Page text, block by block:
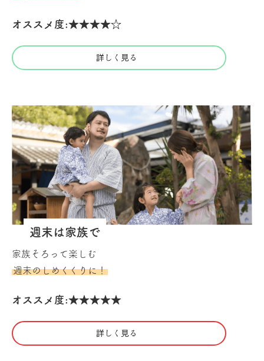
オススメ度:★★★★☆
週末は家族で
家族そろって楽しむ
週末のしめくくりに！
オススメ度:★★★★★